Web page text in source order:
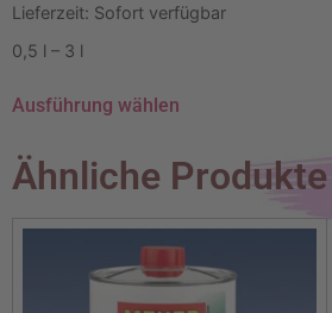
Lieferzeit: Sofort verfügbar
0,5 l – 3 l
Ausführung wählen
Ähnliche Produkte